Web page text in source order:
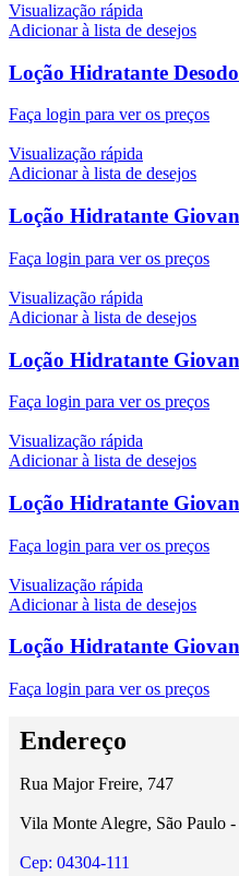
Visualização rápida
Adicionar à lista de desejos
Loção Hidratante
Faça login para ver os preços
Visualização rápida
Adicionar à lista de desejos
Loção Hidratante
Faça login para ver os preços
Visualização rápida
Adicionar à lista de desejos
Loção Hidratante
Faça login para ver os preços
Visualização rápida
Adicionar à lista de desejos
Loção Hidratante
Faça login para ver os preços
Visualização rápida
Adicionar à lista de desejos
Loção Hidratante
Faça login para ver os preços
Endereço
Rua Major Freire, 747
Vila Monte Alegre, São Paulo -
Cep: 04304-111